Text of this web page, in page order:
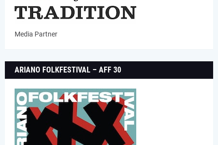
Media Partner
ARIANO FOLKFESTIVAL – AFF 30